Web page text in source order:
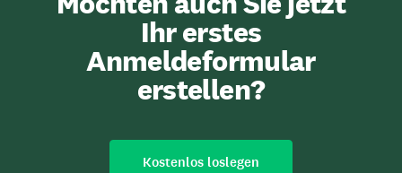
Ihr erstes
Anmeldeformular
erstellen?
Kostenlos loslegen